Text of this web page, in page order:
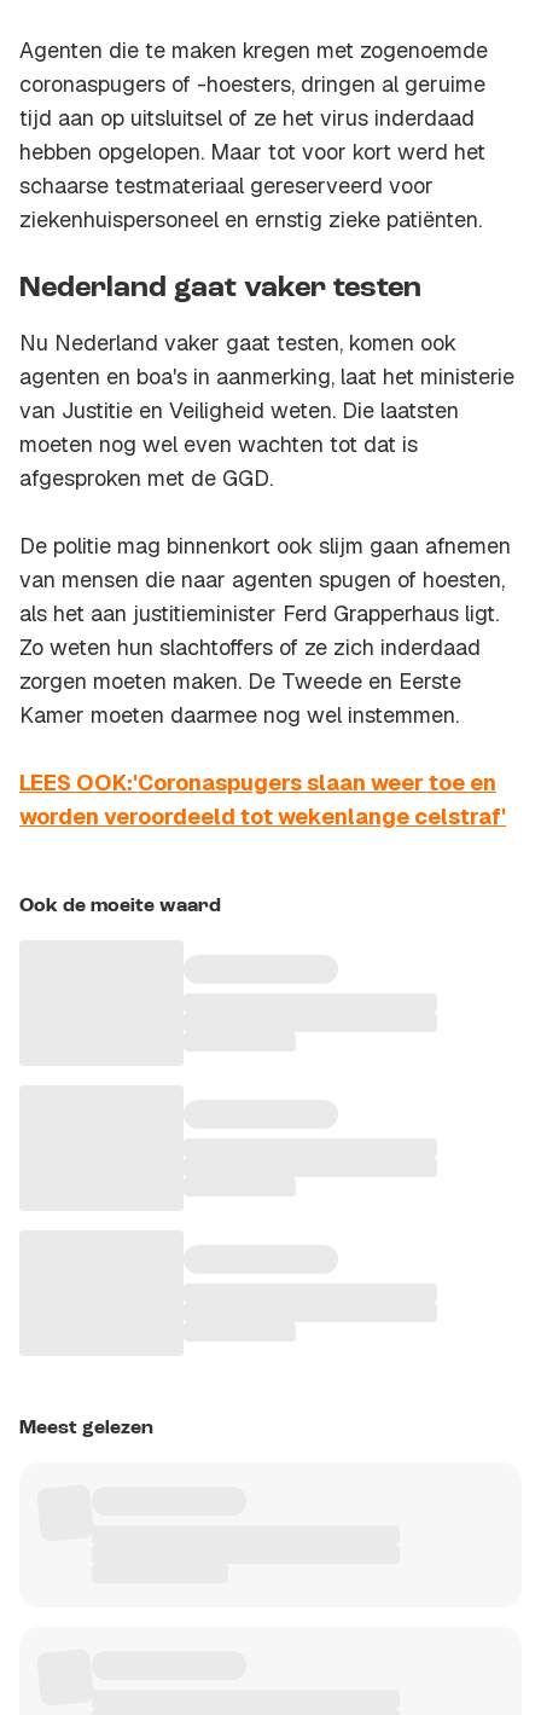
Agenten die te maken kregen met zogenoemde
coronaspugers of -hoesters, dringen al geruime
tijd aan op uitsluitsel of ze het virus inderdaad
hebben opgelopen. Maar tot voor kort werd het
schaarse testmateriaal gereserveerd voor
ziekenhuispersoneel en ernstig zieke patiënten.
Nederland gaat vaker testen
Nu Nederland vaker gaat testen, komen ook
agenten en boa's in aanmerking, laat het ministerie
van Justitie en Veiligheid weten. Die laatsten
moeten nog wel even wachten tot dat is
afgesproken met de GGD.
De politie mag binnenkort ook slijm gaan afnemen
van mensen die naar agenten spugen of hoesten,
als het aan justitieminister Ferd Grapperhaus ligt.
Zo weten hun slachtoffers of ze zich inderdaad
zorgen moeten maken. De Tweede en Eerste
Kamer moeten daarmee nog wel instemmen.
LEES OOK:'Coronaspugers slaan weer toe en
worden veroordeeld tot wekenlange celstraf'
Ook de moeite waard
Meest gelezen